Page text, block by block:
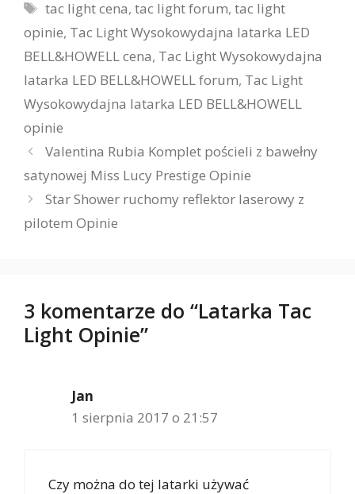
Tagi
tac light cena,tac light forum,tac light
opinie, Tac Light Wysokowydajna latarka LED
BELL&HOWELL cena, Tac Light Wysokowydajna
latarka LED BELL&HOWELL forum, Tac Light
Wysokowydajna latarka LED BELL&HOWELL
opinie
Valentina Rubia Komplet pościeli z bawełny
satynowej Miss Lucy Prestige Opinie
Star Shower ruchomy reflektor laserowy z
pilotem Opinie
3 komentarze do “Latarka Tac
Light Opinie”
Jan
1 sierpnia 2017 o 21:57
Czy można do tej latarki używać